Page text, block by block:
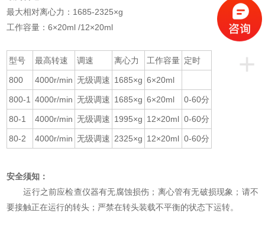
最大相对离心力：1685-2325×g
工作容量：6×20ml /12×20ml
+
型号 最高转速 调速 离心力 工作容量 定时
800 4000r/min 无级调速 1685×g 6×20ml
800-1 4000r/min 无级调速 1685×g 6×20ml 0-60分
80-1 4000r/min 无级调速 1995×g 12×20ml 0-60分
80-2 4000r/min 无级调速 2325×g 12×20ml 0-60分
安全须知：
运行之前应检查仪器有无腐蚀损伤；离心管有无破损现象；请不
要接触正在运行的转头；严禁在转头装载不平衡的状态下运转。